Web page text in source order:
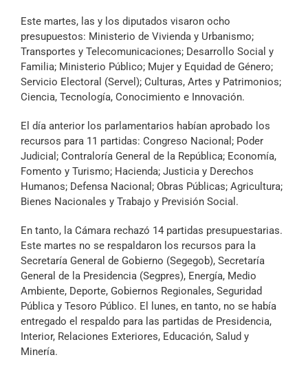
Este martes, las y los diputados visaron ocho
presupuestos: Ministerio de Vivienda y Urbanismo;
Transportes y Telecomunicaciones; Desarrollo Social y
Familia; Ministerio Público; Mujer y Equidad de Género;
Servicio Electoral (Servel); Culturas, Artes y Patrimonios;
Ciencia, Tecnología, Conocimiento e Innovación.
El día anterior los parlamentarios habían aprobado los
recursos para 11 partidas: Congreso Nacional; Poder
Judicial; Contraloría General de la República; Economía,
Fomento y Turismo; Hacienda; Justicia y Derechos
Humanos; Defensa Nacional; Obras Públicas; Agricultura;
Bienes Nacionales y Trabajo y Previsión Social.
En tanto, la Cámara rechazó 14 partidas presupuestarias.
Este martes no se respaldaron los recursos para la
Secretaría General de Gobierno (Segegob), Secretaría
General de la Presidencia (Segpres), Energía, Medio
Ambiente, Deporte, Gobiernos Regionales, Seguridad
Pública y Tesoro Público. El lunes, en tanto, no se había
entregado el respaldo para las partidas de Presidencia,
Interior, Relaciones Exteriores, Educación, Salud y
Minería.